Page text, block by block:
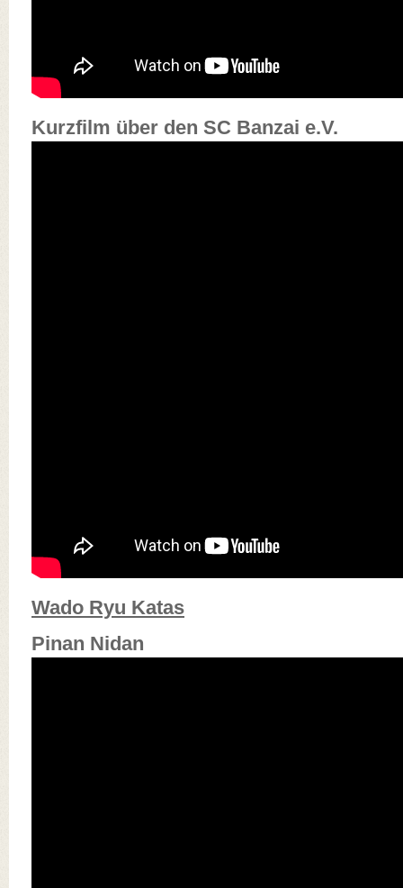
Kurzfilm über den SC Banzai e.V.
Wado Ryu Katas
Pinan Nidan